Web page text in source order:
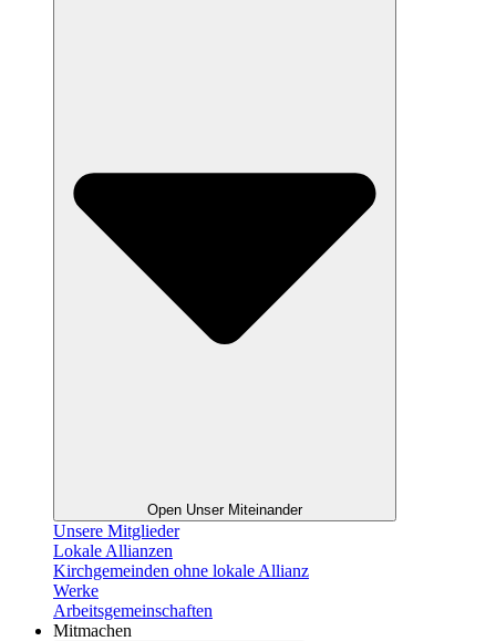
Open Unser Miteinander
Unsere Mitglieder
Lokale Allianzen
Kirchgemeinden ohne lokale Allianz
Werke
Arbeitsgemeinschaften
Mitmachen